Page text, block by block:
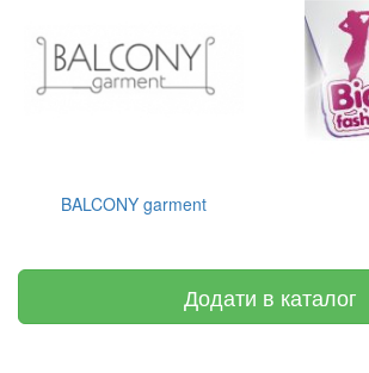
BALCONY garment
Додати в каталог